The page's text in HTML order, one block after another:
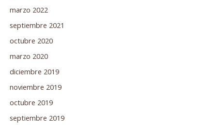
marzo 2022
septiembre 2021
octubre 2020
marzo 2020
diciembre 2019
noviembre 2019
octubre 2019
septiembre 2019